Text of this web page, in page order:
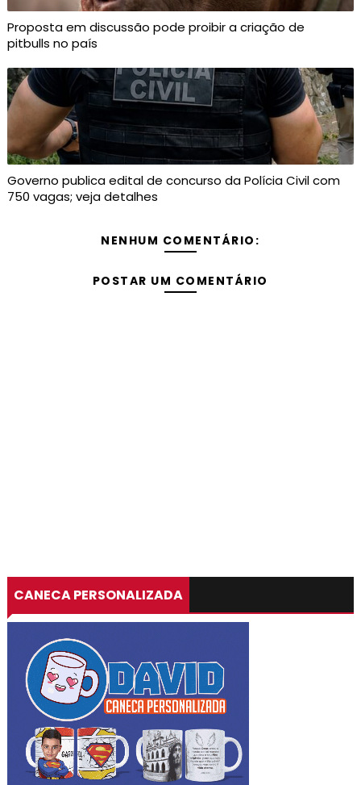
Proposta em discussão pode proibir a criação de
pitbulls no país
Governo publica edital de concurso da Polícia Civil com
750 vagas; veja detalhes
NENHUM COMENTÁRIO:
POSTAR UM COMENTÁRIO
CANECA PERSONALIZADA